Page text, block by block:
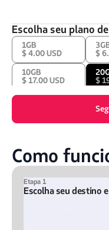
Escolha seu plano
1GB
$ 4.00 USD $
10GB
$ 17.00 USD $
Como
Etapa 1
Escolha seu destino